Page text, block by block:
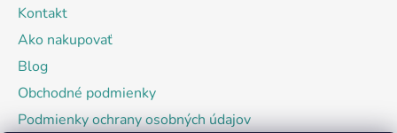
Kontakt
Ako nakupovať
Blog
Obchodné podmienky
Podmienky ochrany osobných údajov